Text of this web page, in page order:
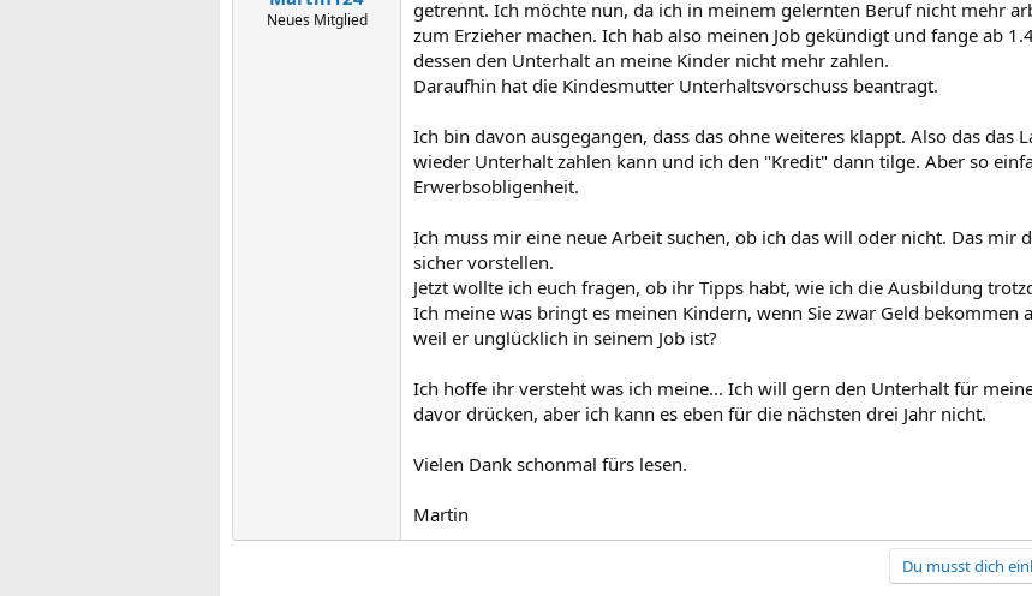
m
Neues Mitglied
getrennt. Ich möchte nun, da ich in meinem gelernten Beruf nicht mehr
zum Erzieher machen. Ich hab also meinen Job gekündigt und fange ab
dessen den Unterhalt an meine Kinder nicht mehr zahlen.
Daraufhin hat die Kindesmutter Unterhaltsvorschuss beantragt.
Ich bin davon ausgegangen, dass das ohne weiteres klappt. Also das das
wieder Unterhalt zahlen kann und ich den "Kredit" dann tilge. Aber so
Erwerbsobligenheit.
Ich muss mir eine neue Arbeit suchen, ob ich das will oder nicht. Das mir
sicher vorstellen.
Jetzt wollte ich euch fragen, ob ihr Tipps habt, wie ich die Ausbildung
Ich meine was bringt es meinen Kindern, wenn Sie zwar Geld bekommen
weil er unglücklich in seinem Job ist?
Ich hoffe ihr versteht was ich meine... Ich will gern den Unterhalt für
davor drücken, aber ich kann es eben für die nächsten drei Jahr nicht.
Vielen Dank schonmal fürs lesen.
Martin
Du musst dich